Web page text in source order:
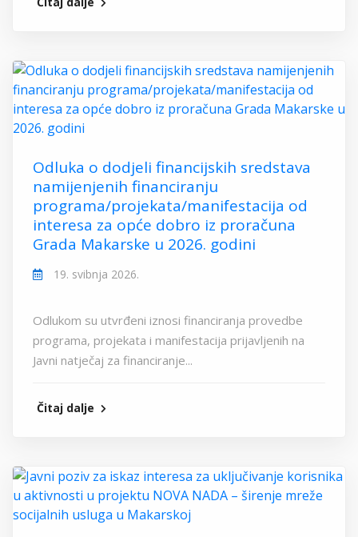
Odluka o dodjeli financijskih sredstava
namijenjenih financiranju
programa/projekata/manifestacija od
interesa za opće dobro iz proračuna
Grada Makarske u 2026. godini
19. svibnja 2026.
Odlukom su utvrđeni iznosi financiranja provedbe
programa, projekata i manifestacija prijavljenih na
Javni natječaj za financiranje...
Čitaj dalje